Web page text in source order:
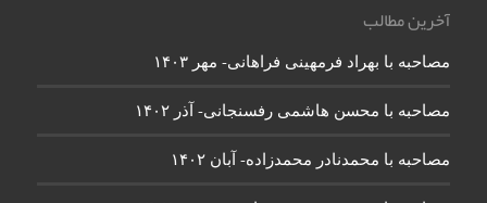
آخرین مطالب
مصاحبه با بهراد فرمهینی فراهانی- مهر ۱۴۰۳
مصاحبه با محسن هاشمی رفسنجانی- آذر ۱۴۰۲
مصاحبه با محمدنادر محمدزاده- آبان ۱۴۰۲